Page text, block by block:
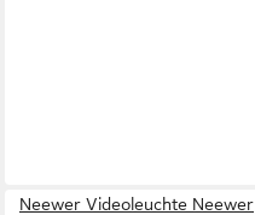
Neewer Videoleuchte Neewer